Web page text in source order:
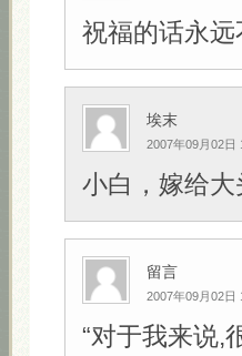
祝福的话永
埃末
2007年09月02日
小白，嫁给大
留言
2007年09月02日
“对于我来说,